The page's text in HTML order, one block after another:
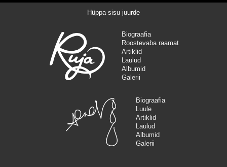
Hüppa sisu juurde
Biograafia
Roostevaba raamat
Artiklid
Laulud
Albumid
Galerii
Biograafia
Luule
Artiklid
Laulud
Albumid
Galerii